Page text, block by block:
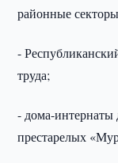
районные
-
труда;
- дома-интернаты
престарелых